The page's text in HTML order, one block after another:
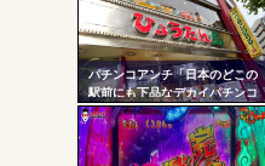
パチンコアンチ「日本のどこの
駅前にも下品なデカイパチンコ
屋があって恥ずかしい」